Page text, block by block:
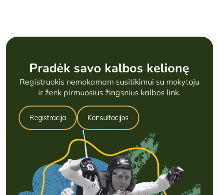
Pradėk savo kalbos kelionę
Registruokis nemokamam susitikimui su mokytoju
ir ženk pirmuosius žingsnius kalbos link.
Registracija Konsultacijos